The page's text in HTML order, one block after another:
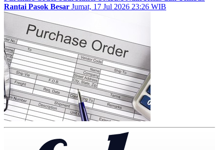
Rantai Pasok Besar Jumat, 17 Jul 2026 23:26 WIB